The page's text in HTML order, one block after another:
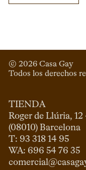
© 2026 Casa Gay
Todos los derechos
TIENDA
Roger de Llúria, 12
(08010) Barcelona
T: 93 318 14 95